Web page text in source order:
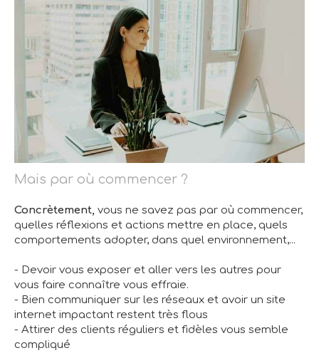
Mais par où commencer ?
Concrètement, vous ne savez pas par où commencer,
quelles réflexions et actions mettre en place, quels
comportements adopter, dans quel environnement,...
- Devoir vous exposer et aller vers les autres pour
vous faire connaître vous effraie.
- Bien communiquer sur les réseaux et avoir un site
internet impactant restent très flous
- Attirer des clients réguliers et fidèles vous semble
compliqué